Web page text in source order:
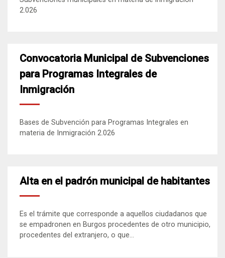
2.026
Convocatoria Municipal de Subvenciones
para Programas Integrales de
Inmigración
Bases de Subvención para Programas Integrales en
materia de Inmigración 2.026
Alta en el padrón municipal de habitantes
Es el trámite que corresponde a aquellos ciudadanos que
se empadronen en Burgos procedentes de otro municipio,
procedentes del extranjero, o que...